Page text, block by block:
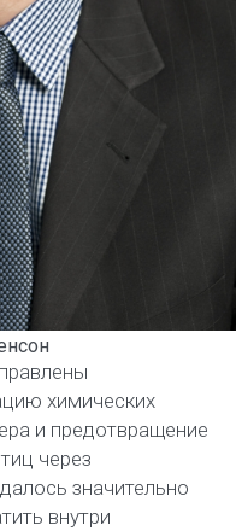
химических
и предотвращение
через
значительно
внутри